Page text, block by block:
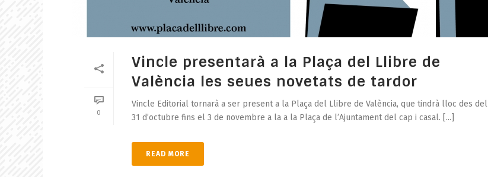
0
Vincle presentarà a la Plaça del Llibre de
València les seues novetats de tardor
Vincle Editorial tornarà a ser present a la Plaça del Llibre de València, que tindrà lloc des del
31 d’octubre fins el 3 de novembre a la a la Plaça de l’Ajuntament del cap i casal. [...]
READ MORE